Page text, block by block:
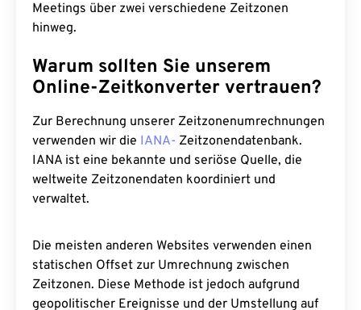
Meetings über zwei verschiedene Zeitzonen
hinweg.
Warum sollten Sie unserem
Online-Zeitkonverter vertrauen?
Zur Berechnung unserer Zeitzonenumrechnungen
verwenden wir die IANA- Zeitzonendatenbank.
IANA ist eine bekannte und seriöse Quelle, die
weltweite Zeitzonendaten koordiniert und
verwaltet.
Die meisten anderen Websites verwenden einen
statischen Offset zur Umrechnung zwischen
Zeitzonen. Diese Methode ist jedoch aufgrund
geopolitischer Ereignisse und der Umstellung auf